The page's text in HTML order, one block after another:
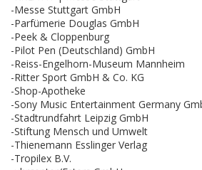
-Messe Stuttgart GmbH
-Parfümerie Douglas GmbH
-Peek & Cloppenburg
-Pilot Pen (Deutschland) GmbH
-Reiss-Engelhorn-Museum Mannheim
-Ritter Sport GmbH & Co. KG
-Shop-Apotheke
-Sony Music Entertainment Germany
-Stadtrundfahrt Leipzig GmbH
-Stiftung Mensch und Umwelt
-Thienemann Esslinger Verlag
-Tropilex B.V.